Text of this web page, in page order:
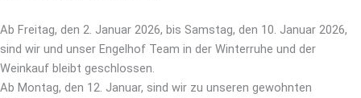
Ab Freitag, den 2. Januar 2026, bis Samstag, den 10. Januar 2026,
sind wir und unser Engelhof Team in der Winterruhe und der
Weinkauf bleibt geschlossen.
Ab Montag, den 12. Januar, sind wir zu unseren gewohnten